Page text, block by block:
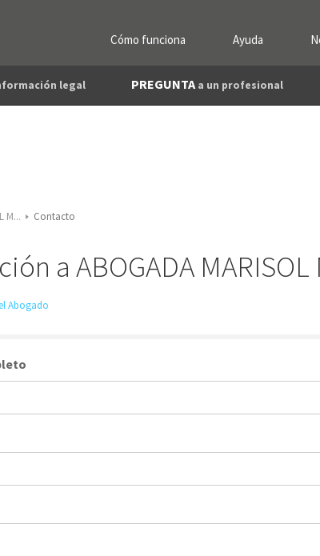
Cómo funciona Ayuda
legal PREGUNTA a un profesional
M... Contacto
a ABOGADA MARISOL
Abogado